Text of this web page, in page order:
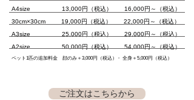
ご注文はこちらから
A4size 13,000円（税込） 16,000円～（税込）
30cm×30cm 19,000円（税込） 22,000円～（税込）
A3size 25,000円（税込） 29,000円～（税込）
A2size 50,000円（税込） 54,000円～（税込）
ペット1匹の追加料金 顔のみ＋3,000円（税込） ・ 全身＋5,000円（税込）